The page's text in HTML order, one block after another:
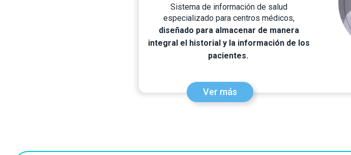
Sistema de información de salud
especializado para centros médicos,
diseñado para almacenar de manera
integral el historial y la información de los
pacientes.
Ver más